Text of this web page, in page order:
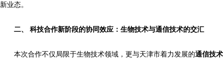
新业态。
二、 科技合作新阶段的协同效应：生物技术与通信技术的交汇
本次合作不仅局限于生物技术领域，更与天津市着力发展的通信技术